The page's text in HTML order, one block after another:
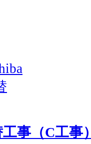
事（C工事